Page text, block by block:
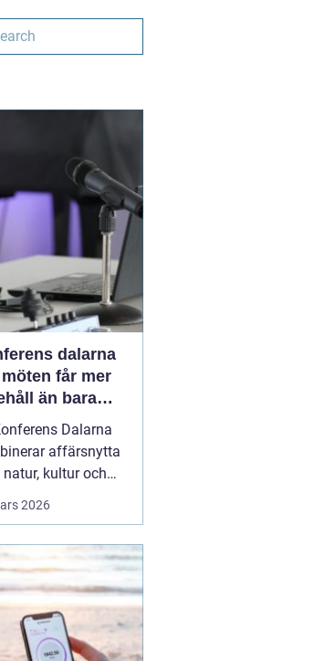
dalarna
får mer
än bara
Dalarna
affärsnytta
natur, kultur och
lockar med
från
tydlig
stark lokal
och en miljö
2026